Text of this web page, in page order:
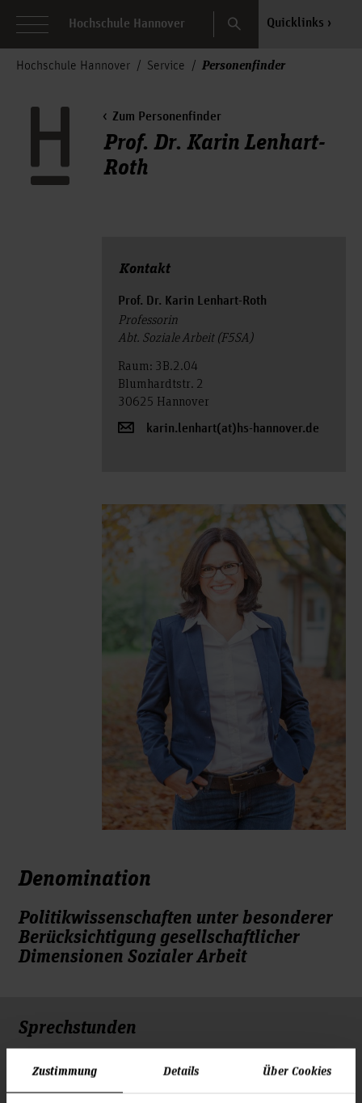
Zustimmung Details Über Cookies
Hochschule Hannover Search Quicklinks
Hochschule Hannover Service Personenfinder
Zum Personenfinder
Prof. Dr. Karin Lenhart-
Roth
Kontakt
Prof. Dr. Karin Lenhart-Roth
Professorin
Abt. Soziale Arbeit (F5SA)
Raum: 3B.2.04
Blumhardtstr. 2
30625 Hannover
karin.lenhart(at)hs-hannover.de
Denomination
Politikwissenschaften unter besonderer
Berücksichtigung gesellschaftlicher
Dimensionen Sozialer Arbeit
Sprechstunden
Dienstag
11:00 Uhr – 12:00 Uhr